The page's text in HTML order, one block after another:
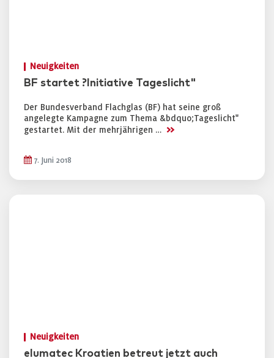
Neuigkeiten
BF startet ?Initiative Tageslicht"
Der Bundesverband Flachglas (BF) hat seine groß
angelegte Kampagne zum Thema &bdquo;Tageslicht"
gestartet. Mit der mehrjährigen … >>
7. Juni 2018
Neuigkeiten
elumatec Kroatien betreut jetzt auch